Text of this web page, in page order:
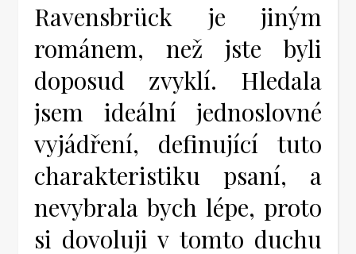
Ravensbrück je jiným
románem, než jste byli
doposud zvyklí. Hledala
jsem ideální jednoslovné
vyjádření, definující tuto
charakteristiku psaní, a
nevybrala bych lépe, proto
si dovoluji v tomto duchu